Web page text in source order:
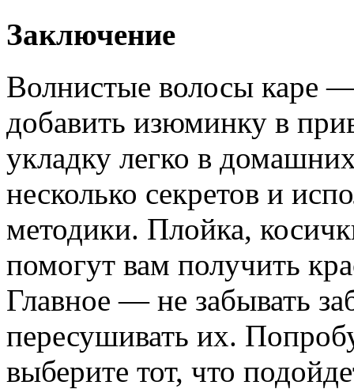
Заключение
Волнистые волосы каре
добавить изюминку в
укладку легко в
несколько секретов и
методики. Плойка,
помогут вам получить
Главное — не забывать
пересушивать их.
выберите тот, что